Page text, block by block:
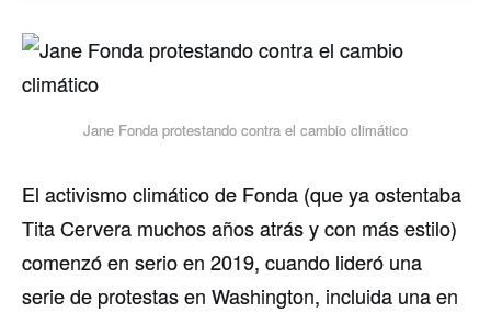
Jane Fonda protestando contra el cambio climático
El activismo climático de Fonda (que ya ostentaba
Tita Cervera muchos años atrás y con más estilo)
comenzó en serio en 2019, cuando lideró una
serie de protestas en Washington, incluida una en